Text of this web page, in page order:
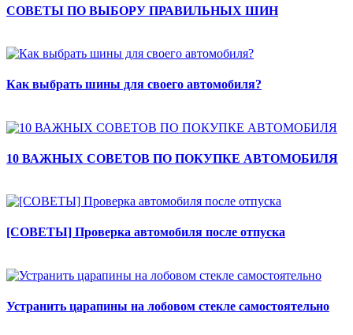
СОВЕТЫ ПО ВЫБОРУ ПРАВИЛЬНЫХ ШИН
Как выбрать шины для своего автомобиля?
10 ВАЖНЫХ СОВЕТОВ ПО ПОКУПКЕ АВТОМОБИЛЯ
[СОВЕТЫ] Проверка автомобиля после отпуска
Устранить царапины на лобовом стекле самостоятельно